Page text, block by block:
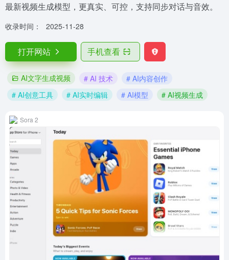
最新视频生成模型，更真实、可控，支持同步对话与音效。
收录时间： 2025-11-28
打开网站 手机查看
AI文字生成视频 # AI 技术
# AI内容创作
# AI创意工具
# AI实时编辑 # AI模型 # AI视频生成
Sora 2